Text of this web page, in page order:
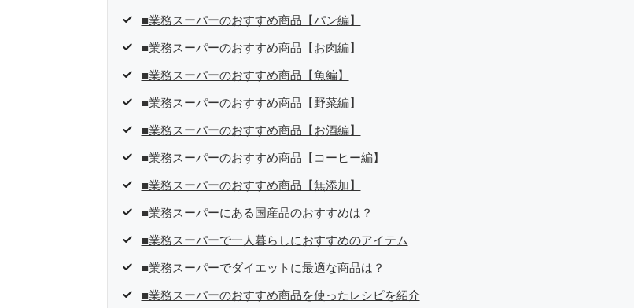
■業務スーパーのおすすめ商品【パン編】
■業務スーパーのおすすめ商品【お肉編】
■業務スーパーのおすすめ商品【魚編】
■業務スーパーのおすすめ商品【野菜編】
■業務スーパーのおすすめ商品【お酒編】
■業務スーパーのおすすめ商品【コーヒー編】
■業務スーパーのおすすめ商品【無添加】
■業務スーパーにある国産品のおすすめは？
■業務スーパーで一人暮らしにおすすめのアイテム
■業務スーパーでダイエットに最適な商品は？
■業務スーパーのおすすめ商品を使ったレシピを紹介